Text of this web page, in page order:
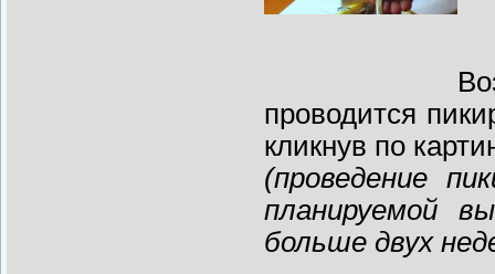
проводится
кликнув по
(проведение
планируемой
больше двух